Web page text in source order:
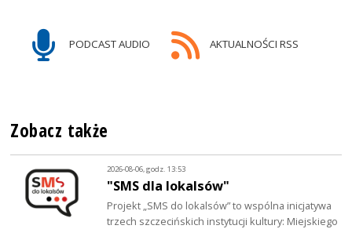
PODCAST AUDIO AKTUALNOŚCI RSS
Zobacz także
2026-08-06, godz. 13:53
"SMS dla lokalsów"
Projekt „SMS do lokalsów” to wspólna inicjatywa
trzech szczecińskich instytucji kultury: Miejskiego